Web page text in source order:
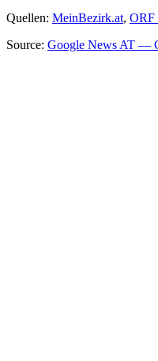
Quellen: MeinBezirk.at, ORF
Source: Google News AT —